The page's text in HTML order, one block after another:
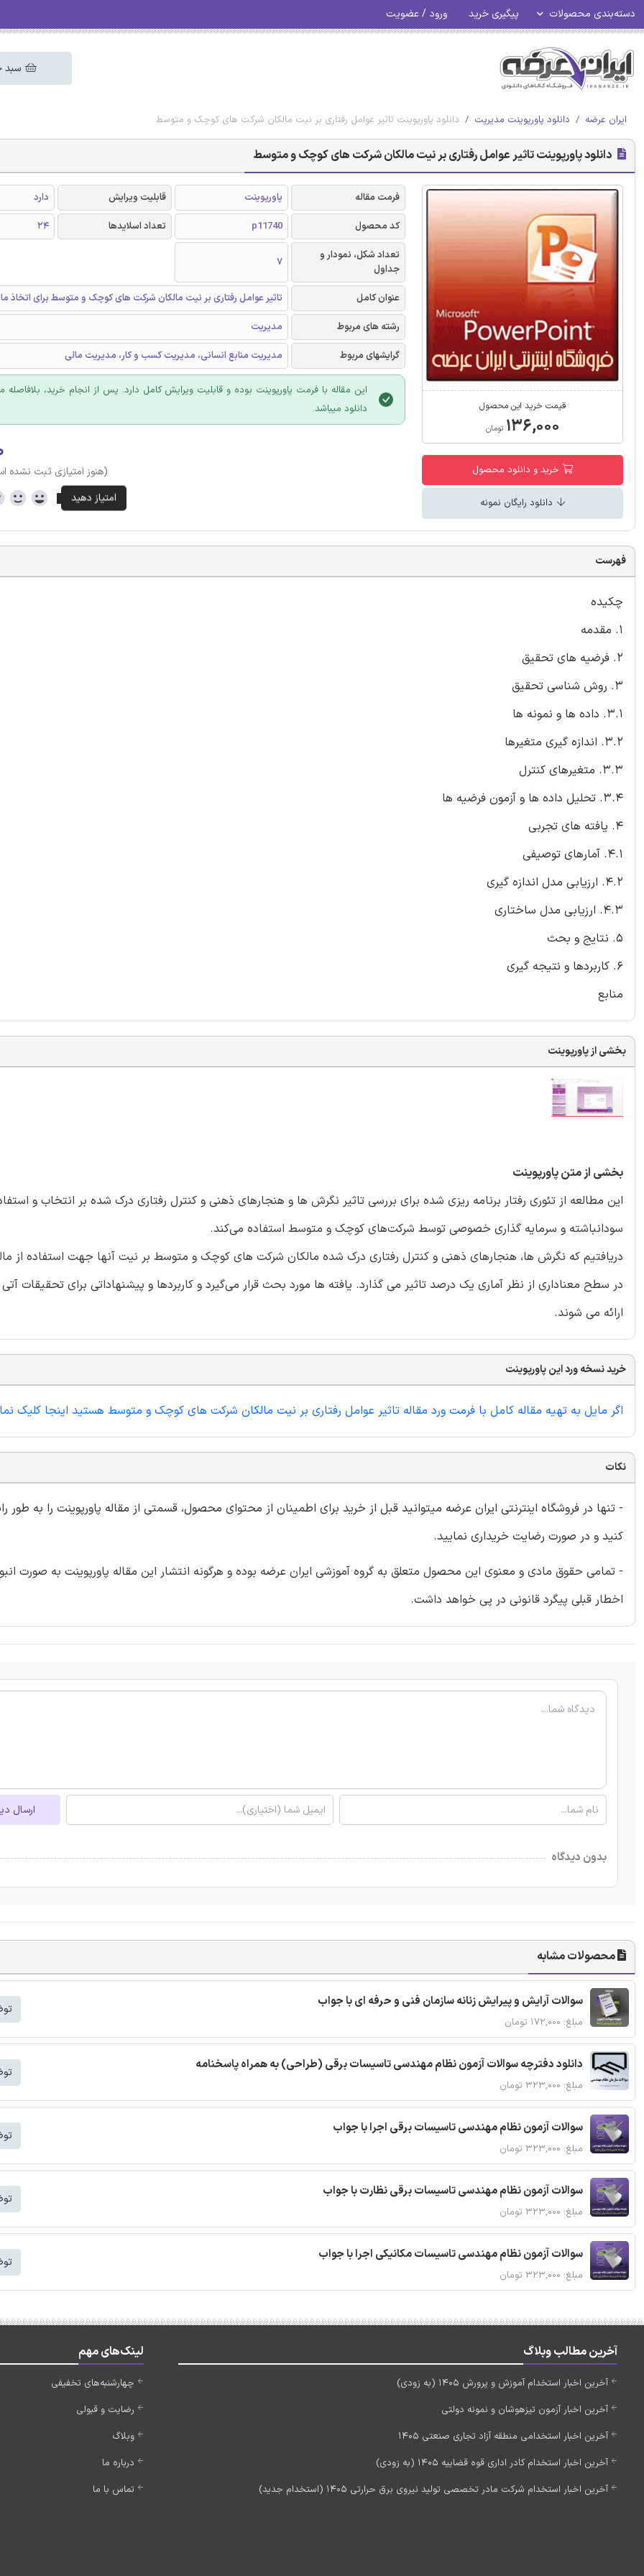
دسته‌بندی محصولات پیگیری خرید ورود / عضویت
سبد
ایران عرضه دانلود پاورپوینت مدیریت دانلود پاورپوینت تاثیر عوامل رفتاری بر نیت مالکان شرکت های کوچک و متوسط
دانلود پاورپوینت تاثیر عوامل رفتاری بر نیت مالکان شرکت های کوچک و متوسط
قیمت خرید این محصول
۱۳۶,۰۰۰ تومان
خرید و دانلود محصول
دانلود رایگان نمونه
فرمت مقاله پاورپوینت قابلیت ویرایش
دارد
کد محصول
p11740 تعداد اسلایدها
24
تعداد شکل، نمودار و
جداول
7
عنوان کامل
تاثیر عوامل رفتاری بر نیت مالکان شرکت های کوچک و متوسط برای اتخاذ
رشته های مربوط
مدیریت
گرایشهای مربوط
مدیریت منابع انسانی، مدیریت کسب و کار، مدیریت مالی
این مقاله با فرمت پاورپوینت بوده و قابلیت ویرایش کامل دارد. پس از انجام خرید،
دانلود میباشد.
(هنوز امتیازی ثبت نشده
فهرست
چکیده
1. مقدمه
2. فرضیه های تحقیق
3. روش شناسی تحقیق
3.1. داده ها و نمونه ها
3.2. اندازه گیری متغیرها
3.3. متغیرهای کنترل
3.4. تحلیل داده ها و آزمون فرضیه ها
4. یافته های تجربی
4.1. آمارهای توصیفی
4.2. ارزیابی مدل اندازه گیری
4.3. ارزیابی مدل ساختاری
5. نتایج و بحث
6. کاربردها و نتیجه گیری
منابع
بخشی از پاورپوینت
بخشی از متن پاورپوینت
این مطالعه از تئوری رفتار برنامه ریزی شده برای بررسی تاثیر نگرش ها و هنجارهای ذهنی و کنترل رفتاری درک شده بر انتخاب و
سودانباشته و سرمایه گذاری خصوصی توسط شرکت‌های کوچک و متوسط استفاده می‌کند.
دریافتیم که نگرش ها، هنجارهای ذهنی و کنترل رفتاری درک شده مالکان شرکت های کوچک و متوسط بر نیت آنها جهت استفاده از
در سطح معناداری از نظر آماری یک درصد تاثیر می گذارد. یافته ها مورد بحث قرار می‌گیرد و کاربردها و پیشنهاداتی برای تحقیقات آتی
ارائه می شوند.
خرید نسخه ورد این پاورپوینت
اگر مایل به تهیه مقاله کامل با فرمت ورد مقاله تاثیر عوامل رفتاری بر نیت مالکان شرکت های کوچک و متوسط هستید اینجا کلیک
نکات
- تنها در فروشگاه اینترنتی ایران عرضه میتوانید قبل از خرید برای اطمینان از محتوای محصول، قسمتی از مقاله پاورپوینت را به طور
کنید و در صورت رضایت خریداری نمایید.
- تمامی حقوق مادی و معنوی این محصول متعلق به گروه آموزشی ایران عرضه بوده و هرگونه انتشار این مقاله پاورپوینت به صورت
اخطار قبلی پیگرد قانونی در پی خواهد داشت.
ارسال
بدون دیدگاه
محصولات مشابه
سوالات آرایش و پیرایش زنانه سازمان فنی و حرفه ای با جواب
مبلغ: ۱۷۲,۰۰۰ تومان
دانلود دفترچه سوالات آزمون نظام مهندسی تاسیسات برقی (طراحی) به همراه پاسخنامه
مبلغ: ۳۲۳,۰۰۰ تومان
سوالات آزمون نظام مهندسی تاسیسات برقی اجرا با جواب
مبلغ: ۳۲۳,۰۰۰ تومان
سوالات آزمون نظام مهندسی تاسیسات برقی نظارت با جواب
مبلغ: ۳۲۳,۰۰۰ تومان
سوالات آزمون نظام مهندسی تاسیسات مکانیکی اجرا با جواب
مبلغ: ۳۲۳,۰۰۰ تومان
آخرین مطالب وبلاگ
آخرین اخبار استخدام آموزش و پرورش 1405 (به زودی)
آخرین اخبار آزمون تیزهوشان و نمونه دولتی
آخرین اخبار استخدامی منطقه آزاد تجاری صنعتی 1405
آخرین اخبار استخدام کادر اداری قوه قضاییه 1405 (به زودی)
آخرین اخبار استخدام شرکت مادر تخصصی تولید نیروی برق حرارتی 1405 (استخدام جدید)
لینک‌های مهم
چهارشنبه‌های تخفیفی
رضایت و قبولی
وبلاگ
درباره ما
تماس با ما